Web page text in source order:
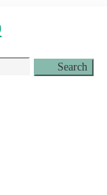
Search